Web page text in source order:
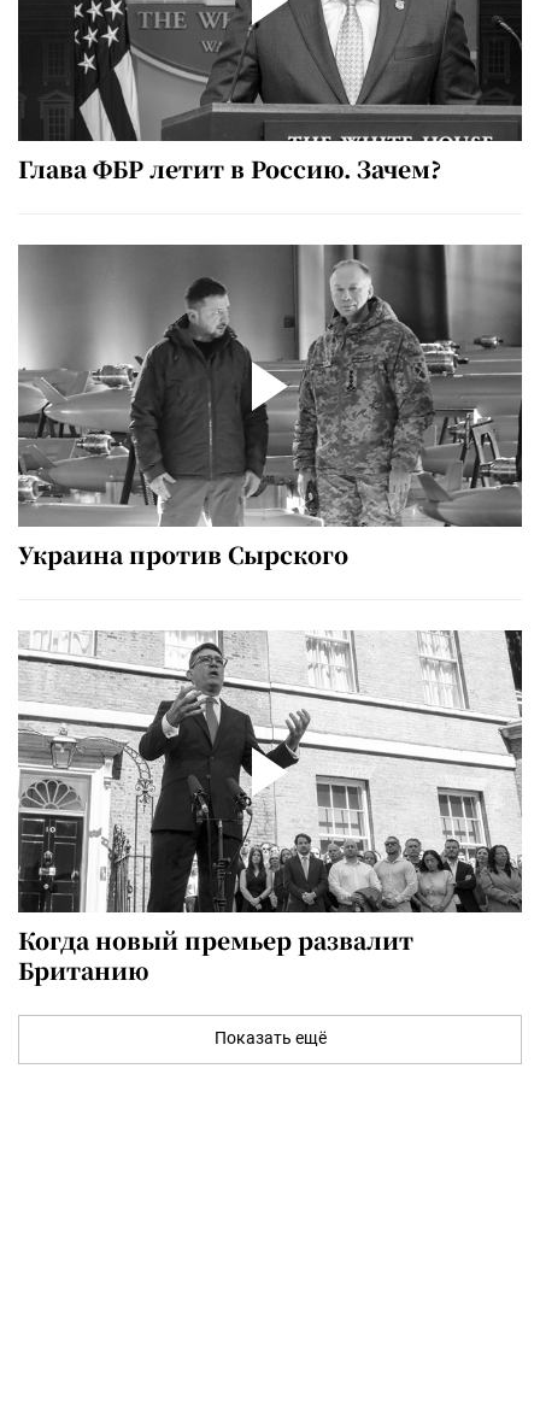
Глава ФБР летит в Россию. Зачем?
Украина против Сырского
Когда новый премьер развалит
Британию
Показать ещё